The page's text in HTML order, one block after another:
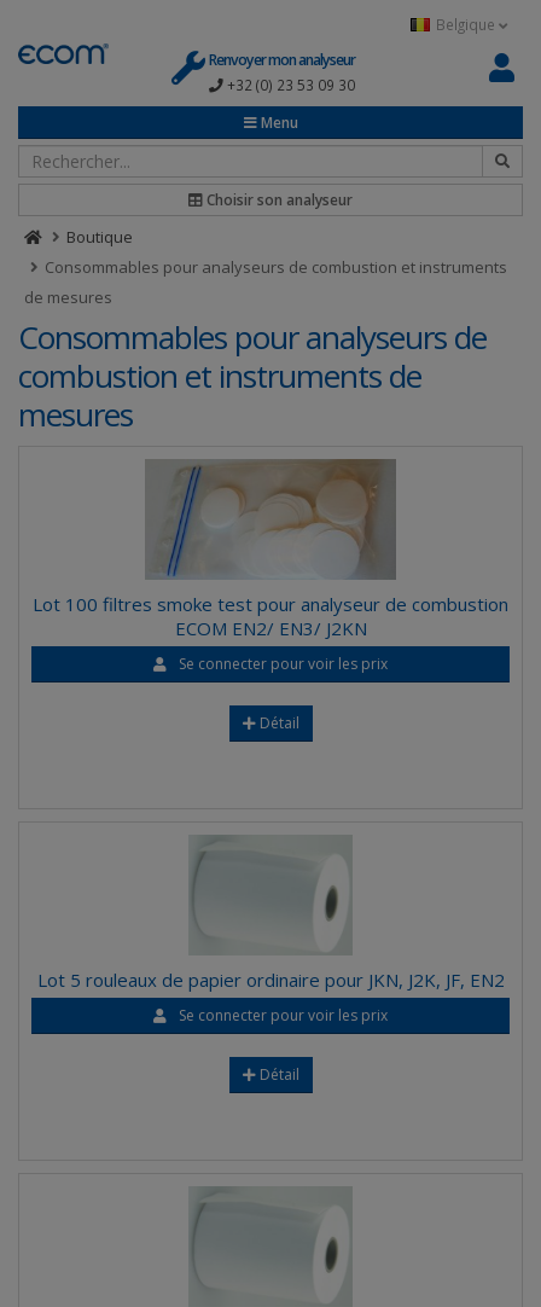
Belgique
Renvoyer mon analyseur
+32 (0) 23 53 09 30
Menu
Choisir son analyseur
Boutique
Consommables pour analyseurs de combustion et instruments
de mesures
Consommables pour analyseurs de
combustion et instruments de
mesures
Lot 100 filtres smoke test pour analyseur de combustion
ECOM EN2/ EN3/ J2KN
Se connecter pour voir les prix
Détail
Lot 5 rouleaux de papier ordinaire pour JKN, J2K, JF, EN2
Se connecter pour voir les prix
Détail